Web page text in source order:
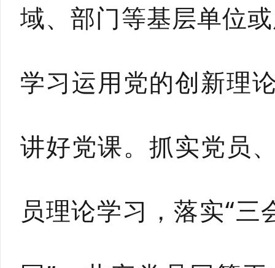
域、部门等基层单位
学习运用党的创新理
讲好党课。抓实党员
员理论学习，落实“